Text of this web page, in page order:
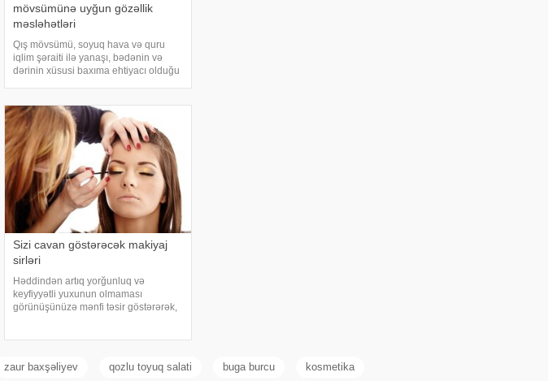
mövsümünə uyğun gözəllik
məsləhətləri
Qış mövsümü, soyuq hava və quru
iqlim şəraiti ilə yanaşı, bədənin və
dərinin xüsusi baxıma ehtiyacı olduğu
həm fiziki baxım, həm də sağlamlıq
baxımında
Sizi cavan göstərəcək makiyaj
sirləri
Həddindən artıq yorğunluq və
keyfiyyətli yuxunun olmaması
görünüşünüzə mənfi təsir göstərərək,
zaur baxşəliyev qozlu toyuq salati buga burcu kosmetika